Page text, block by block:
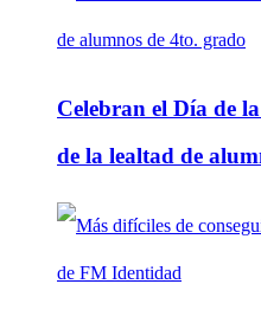
Celebran el Día de
de la lealtad de